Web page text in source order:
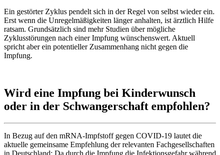
Ein gestörter Zyklus pendelt sich in der Regel von selbst wieder ein.
Erst wenn die Unregelmäßigkeiten länger anhalten, ist ärztlich Hilfe
ratsam. Grundsätzlich sind mehr Studien über mögliche
Zyklusstörungen nach einer Impfung wünschenswert. Aktuell
spricht aber ein potentieller Zusammenhang nicht gegen die
Impfung.
Wird eine Impfung bei Kinderwunsch
oder in der Schwangerschaft empfohlen?
In Bezug auf den mRNA-Impfstoff gegen COVID-19 lautet die
aktuelle gemeinsame Empfehlung der relevanten Fachgesellschaften